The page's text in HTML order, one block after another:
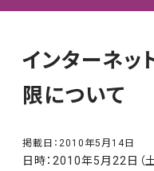
インターネッ
限について
掲載日： 2010年5月14日
日時：2010年5月22日